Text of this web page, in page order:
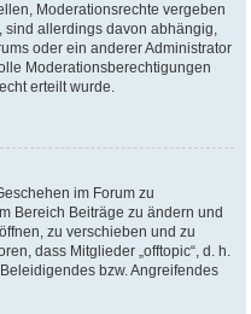
Moderationsrechte vergeben
sind allerdings davon abhängig,
oder ein anderer Administrator
Moderationsberechtigungen
erteilt wurde.
im Forum zu
Bereich Beiträge zu ändern und
zu verschieben und zu
dass Mitglieder „offtopic“, d. h.
bzw. Angreifendes